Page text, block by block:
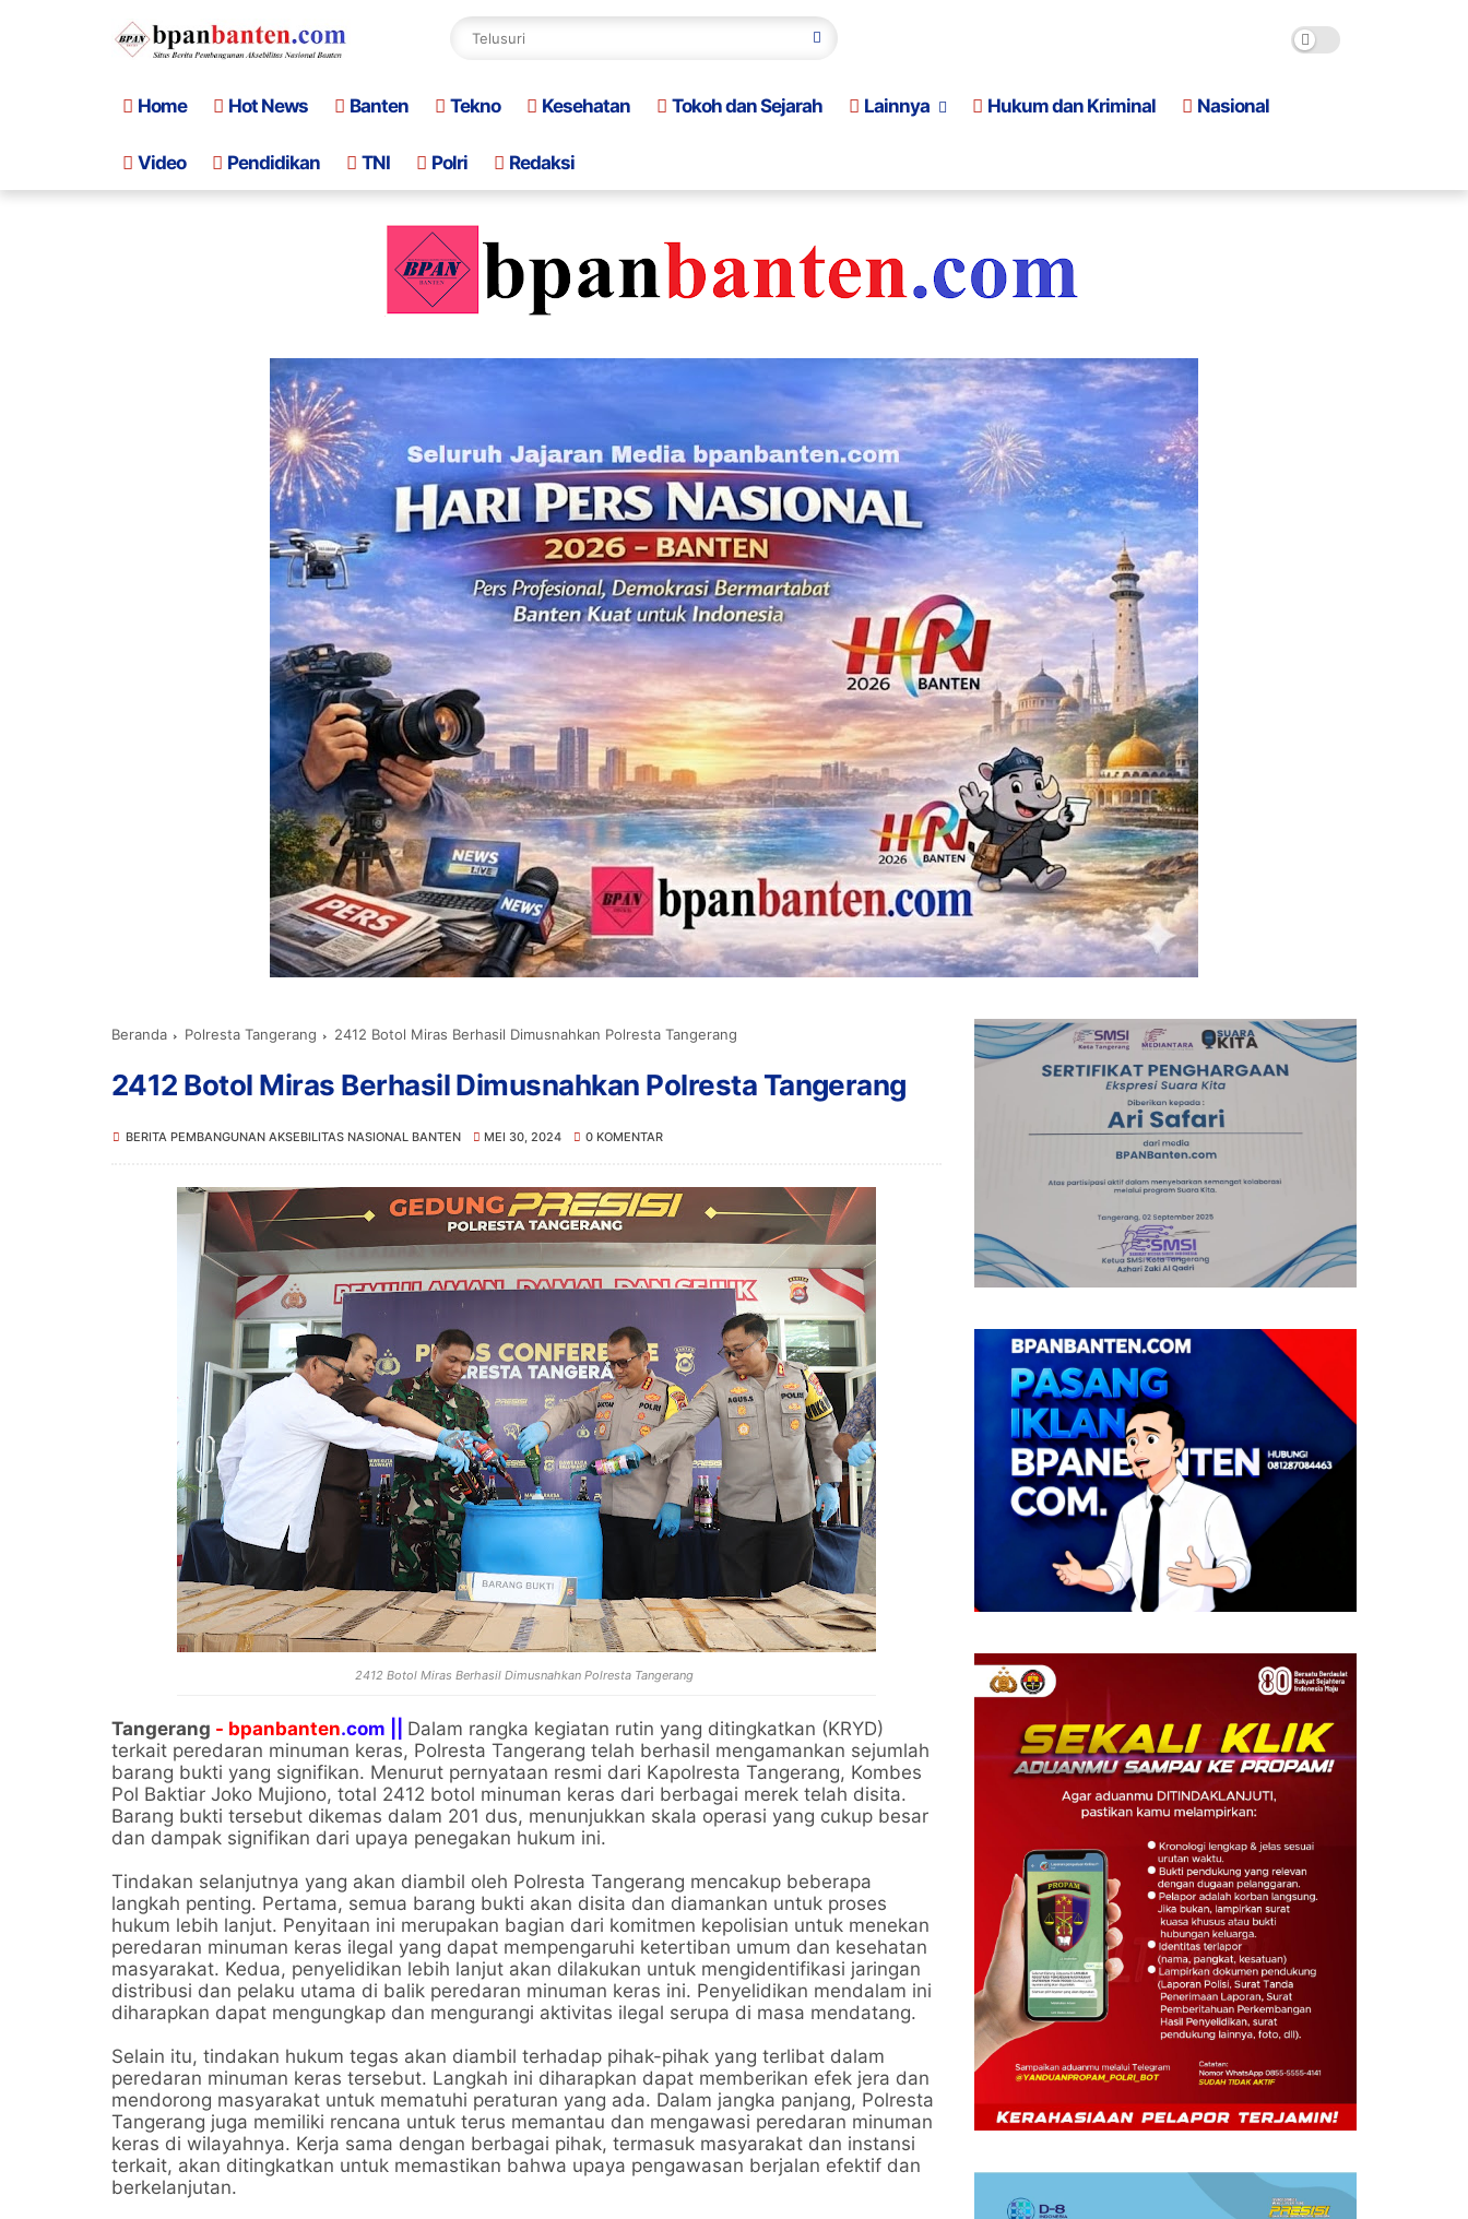
Home Hot News Banten Tekno Kesehatan Tokoh dan Sejarah Lainnya Hukum dan Kriminal Nasional
Video Pendidikan TNI Polri Redaksi
Beranda Polresta Tangerang 2412 Botol Miras Berhasil Dimusnahkan Polresta Tangerang
2412 Botol Miras Berhasil Dimusnahkan Polresta Tangerang
BERITA PEMBANGUNAN AKSEBILITAS NASIONAL BANTEN MEI 30, 2024 0 KOMENTAR
2412 Botol Miras Berhasil Dimusnahkan Polresta Tangerang
Tangerang - bpanbanten.com || Dalam rangka kegiatan rutin yang ditingkatkan (KRYD)
terkait peredaran minuman keras, Polresta Tangerang telah berhasil mengamankan sejumlah
barang bukti yang signifikan. Menurut pernyataan resmi dari Kapolresta Tangerang, Kombes
Pol Baktiar Joko Mujiono, total 2412 botol minuman keras dari berbagai merek telah disita.
Barang bukti tersebut dikemas dalam 201 dus, menunjukkan skala operasi yang cukup besar
dan dampak signifikan dari upaya penegakan hukum ini.
Tindakan selanjutnya yang akan diambil oleh Polresta Tangerang mencakup beberapa
langkah penting. Pertama, semua barang bukti akan disita dan diamankan untuk proses
hukum lebih lanjut. Penyitaan ini merupakan bagian dari komitmen kepolisian untuk menekan
peredaran minuman keras ilegal yang dapat mempengaruhi ketertiban umum dan kesehatan
masyarakat. Kedua, penyelidikan lebih lanjut akan dilakukan untuk mengidentifikasi jaringan
distribusi dan pelaku utama di balik peredaran minuman keras ini. Penyelidikan mendalam ini
diharapkan dapat mengungkap dan mengurangi aktivitas ilegal serupa di masa mendatang.
Selain itu, tindakan hukum tegas akan diambil terhadap pihak-pihak yang terlibat dalam
peredaran minuman keras tersebut. Langkah ini diharapkan dapat memberikan efek jera dan
mendorong masyarakat untuk mematuhi peraturan yang ada. Dalam jangka panjang, Polresta
Tangerang juga memiliki rencana untuk terus memantau dan mengawasi peredaran minuman
keras di wilayahnya. Kerja sama dengan berbagai pihak, termasuk masyarakat dan instansi
terkait, akan ditingkatkan untuk memastikan bahwa upaya pengawasan berjalan efektif dan
berkelanjutan.